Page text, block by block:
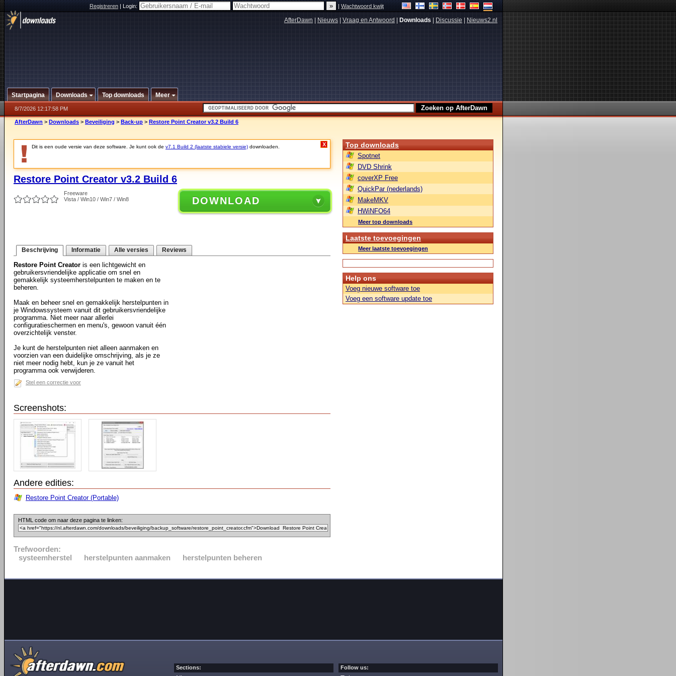
Registreren|Login: |Wachtwoord kwijt
AfterDawn Nieuws Vraag en Antwoord Downloads Discussie Nieuws2.nl
Startpagina Downloads Top downloads Meer
8/7/2026 12:17:58 PM
AfterDawn > Downloads > Beveiliging > Back-up > Restore Point Creator v3.2 Build 6
Dit is een oude versie van deze software. Je kunt ook de v7.1 Build 2 (laatste stabiele versie) downloaden. X
Restore Point Creator v3.2 Build 6
Freeware
Vista / Win10 / Win7 / Win8
DOWNLOAD
Beschrijving Informatie Alle versies Reviews
Restore Point Creator is een lichtgewicht en
gebruikersvriendelijke applicatie om snel en
gemakkelijk systeemherstelpunten te maken en te
beheren.
Maak en beheer snel en gemakkelijk herstelpunten in
je Windowssysteem vanuit dit gebruikersvriendelijke
programma. Niet meer naar allerlei
configuratieschermen en menu's, gewoon vanuit één
overzichtelijk venster.
Je kunt de herstelpunten niet alleen aanmaken en
voorzien van een duidelijke omschrijving, als je ze
niet meer nodig hebt, kun je ze vanuit het
programma ook verwijderen.
Stel een correctie voor
Screenshots:
Andere edities:
Restore Point Creator (Portable)
HTML code om naar deze pagina te linken:
Trefwoorden:
systeemherstel
herstelpunten aanmaken herstelpunten beheren
Top downloads
Spotnet
DVD Shrink
coverXP Free
QuickPar (nederlands)
MakeMKV
HWiNFO64
Meer top downloads
Laatste toevoegingen
Meer laatste toevoegingen
Help ons
Voeg nieuwe software toe
Voeg een software update toe
Sections: Follow us: